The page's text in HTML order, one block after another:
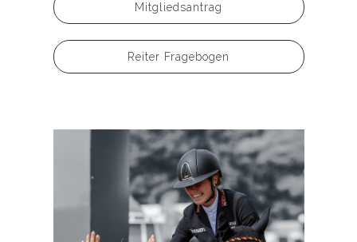
Mitgliedsantrag
Reiter Fragebogen